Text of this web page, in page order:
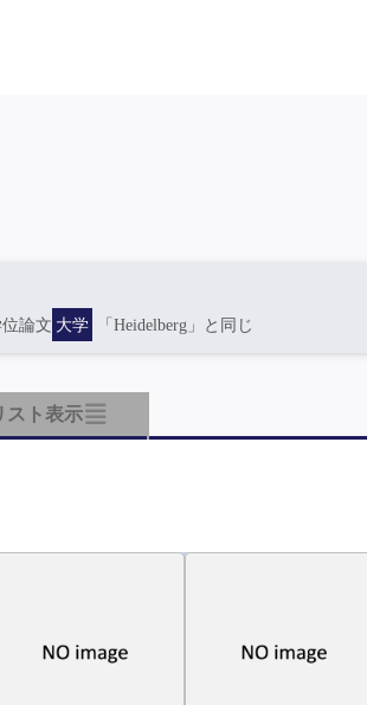
論文 大学 「Heidelberg」と同じ
スト表示